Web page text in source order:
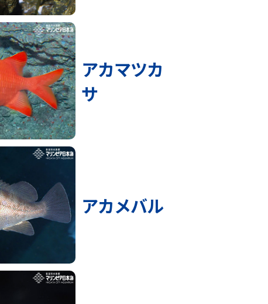
アカマツカ
サ
アカメバル